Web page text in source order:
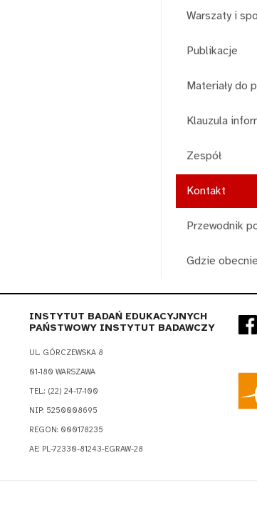
Warszaty i
Publikacje
Materiały do
Klauzula
Zespół
Kontakt
Przewodnik
Gdzie
INSTYTUT BADAŃ EDUKACYJNYCH
PAŃSTWOWY INSTYTUT BADAWCZY
UL. GÓRCZEWSKA 8
01-180 WARSZAWA
TEL.: (22) 24-17-100
NIP: 5250008695
REGON: 000178235
AE: PL-72330-81243-EGRAW-28